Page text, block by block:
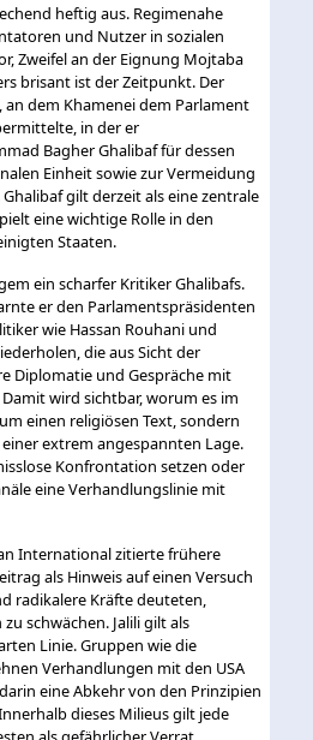
heftig aus. Regimenahe
und Nutzer in sozialen
Zweifel an der Eignung Mojtaba
brisant ist der Zeitpunkt. Der
an dem Khamenei dem Parlament
in der er
Bagher Ghalibaf für dessen
Einheit sowie zur Vermeidung
gilt derzeit als eine zentrale
eine wichtige Rolle in den
Staaten.
ein scharfer Kritiker Ghalibafs.
er den Parlamentspräsidenten
wie Hassan Rouhani und
die aus Sicht der
Diplomatie und Gespräche mit
wird sichtbar, worum es im
einen religiösen Text, sondern
extrem angespannten Lage.
Konfrontation setzen oder
eine Verhandlungslinie mit
International zitierte frühere
als Hinweis auf einen Versuch
radikalere Kräfte deuteten,
schwächen. Jalili gilt als
Linie. Gruppen wie die
Verhandlungen mit den USA
eine Abkehr von den Prinzipien
dieses Milieus gilt jede